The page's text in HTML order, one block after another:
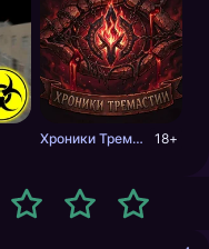
Хроники Тремастии 18+